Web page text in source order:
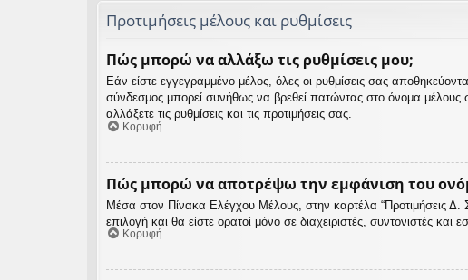
Προτιμήσεις μέλους και ρυθμίσεις
Πώς μπορώ να αλλάξω τις ρυθμίσεις μου;
Εάν είστε εγγεγραμμένο μέλος, όλες οι ρυθμίσεις σας
σύνδεσμος μπορεί συνήθως να βρεθεί πατώντας στο όνομα
αλλάξετε τις ρυθμίσεις και τις προτιμήσεις σας.
Κορυφή
Πώς μπορώ να αποτρέψω την εμφάνιση του
Μέσα στον Πίνακα Ελέγχου Μέλους, στην καρτέλα “Προτιμήσεις Δ.
επιλογή και θα είστε ορατοί μόνο σε διαχειριστές, συντονιστές
Κορυφή